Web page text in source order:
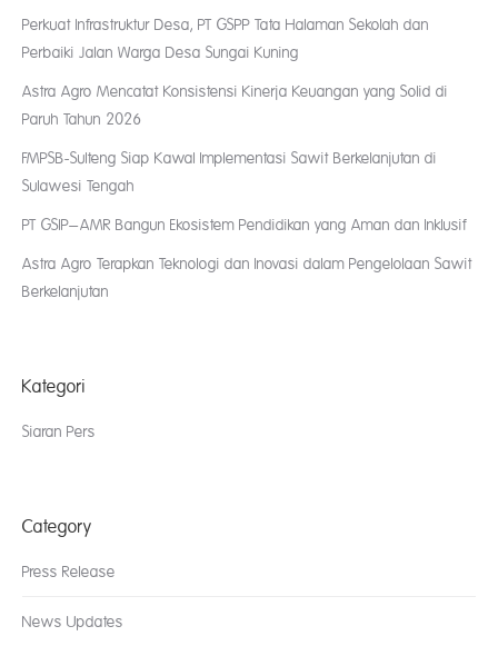
Perkuat Infrastruktur Desa, PT GSPP Tata Halaman Sekolah dan
Perbaiki Jalan Warga Desa Sungai Kuning
Astra Agro Mencatat Konsistensi Kinerja Keuangan yang Solid di
Paruh Tahun 2026
FMPSB-Sulteng Siap Kawal Implementasi Sawit Berkelanjutan di
Sulawesi Tengah
PT GSIP–AMR Bangun Ekosistem Pendidikan yang Aman dan Inklusif
Astra Agro Terapkan Teknologi dan Inovasi dalam Pengelolaan Sawit
Berkelanjutan
Kategori
Siaran Pers
Category
Press Release
News Updates